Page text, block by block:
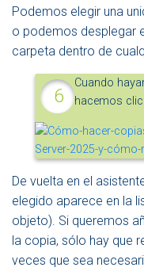
Podemos elegir una
o podemos desplegar
carpeta dentro de
Cuando
hacemos
De vuelta en el
elegido aparece en la
objeto). Si queremos
la copia, sólo hay que
veces que sea